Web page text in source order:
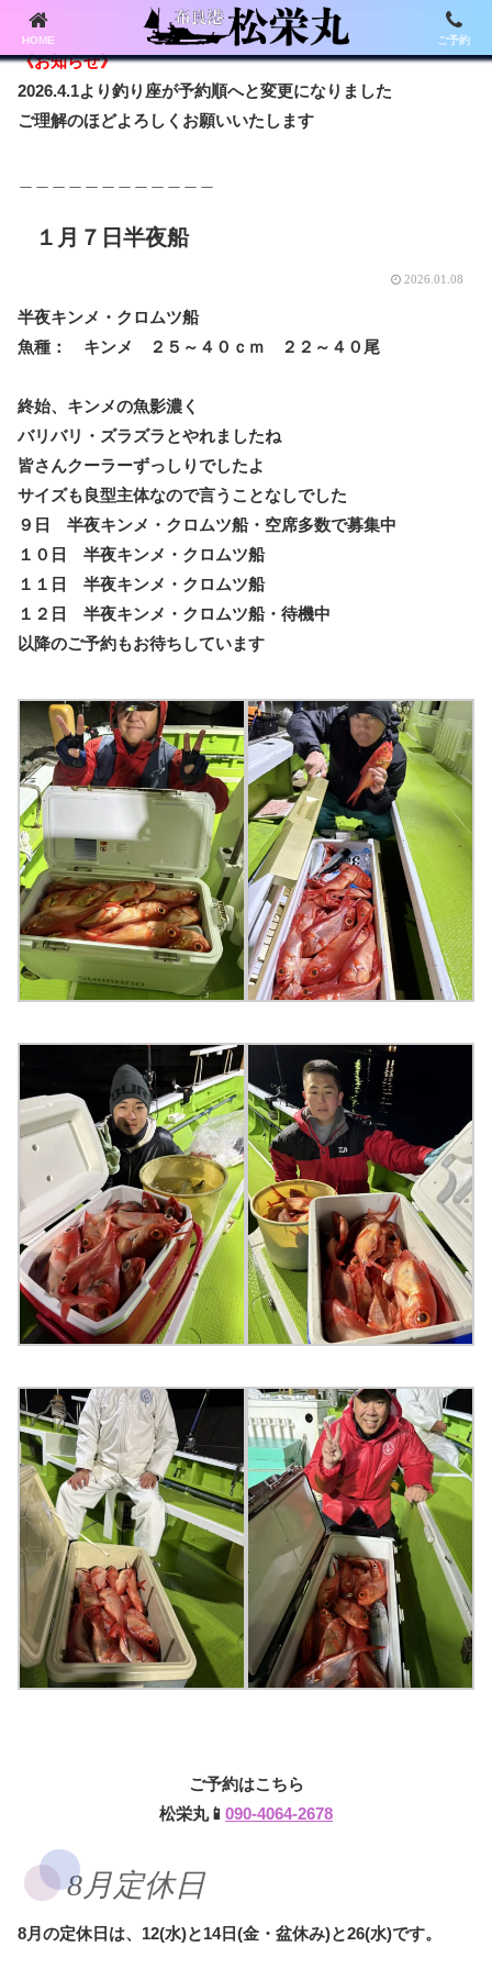
《お知らせ》
2026.4.1より釣り座が予約順へと変更になりました
ご理解のほどよろしくお願いいたします
１月７日半夜船
2026.01.08
半夜キンメ・クロムツ船
魚種： キンメ ２５～４０ｃｍ ２２～４０尾
終始、キンメの魚影濃く
バリバリ・ズラズラとやれましたね
皆さんクーラーずっしりでしたよ
サイズも良型主体なので言うことなしでした
９日 半夜キンメ・クロムツ船・空席多数で募集中
１０日 半夜キンメ・クロムツ船
１１日 半夜キンメ・クロムツ船
１２日 半夜キンメ・クロムツ船・待機中
以降のご予約もお待ちしています
ご予約はこちら
松栄丸📱 090-4064-2678
8月定休日
8月の定休日は、12(水)と14日(金・盆休み)と26(水)です。
HOME ご予約